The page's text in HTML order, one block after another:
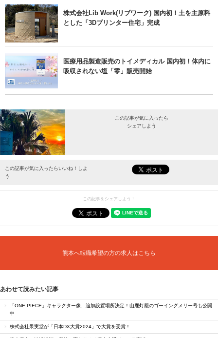
株式会社Lib Work(リブワーク) 国内初！土を主原料
とした「3Dプリンター住宅」完成
医療用品製造販売のトイメディカル 国内初！体内に
吸収されない塩「零」販売開始
この記事が気に入ったら
シェアしよう
最新情報をお届けします。
この記事が気に入ったらいいね！しよ
う
この記事をシェアしよう！
熊本へ転職希望の方の求人はこちら
あわせて読みたい記事
「ONE PIECE」キャラクター像、追加設置場所決定！山鹿灯籠のゴーイングメリー号も公開
中
株式会社果実堂が「日本DX大賞2024」で大賞を受賞！